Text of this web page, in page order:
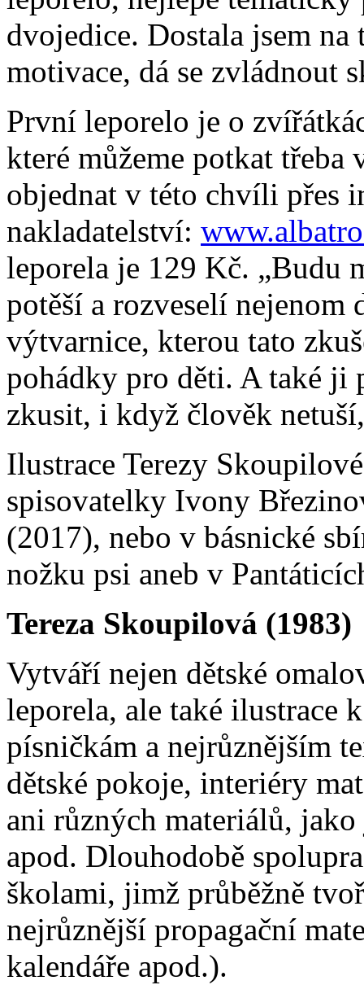
dvojedice. Dostala jsem
motivace, dá se zvládnout
První leporelo je o
které můžeme potkat třeba
objednat v této chvíli přes
nakladatelství:
leporela je 129 Kč. „Budu
potěší a rozveselí
výtvarnice, kterou tato
pohádky pro děti. A také ji
zkusit, i když člověk
Ilustrace Terezy
spisovatelky Ivony
(2017), nebo v básnické
nožku psi aneb v
Tereza Skoupilová (1983)
Vytváří nejen dětské
leporela, ale také ilustrace
písničkám a nejrůznějším
dětské pokoje, interiéry
ani různých materiálů,
apod. Dlouhodobě
školami, jimž průběžně
nejrůznější propagační
kalendáře apod.).